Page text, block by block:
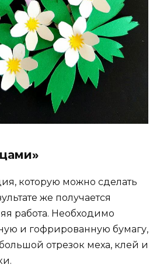
которую можно сделать
же получается
работа. Необходимо
и гофрированную бумагу,
отрезок меха, клей и